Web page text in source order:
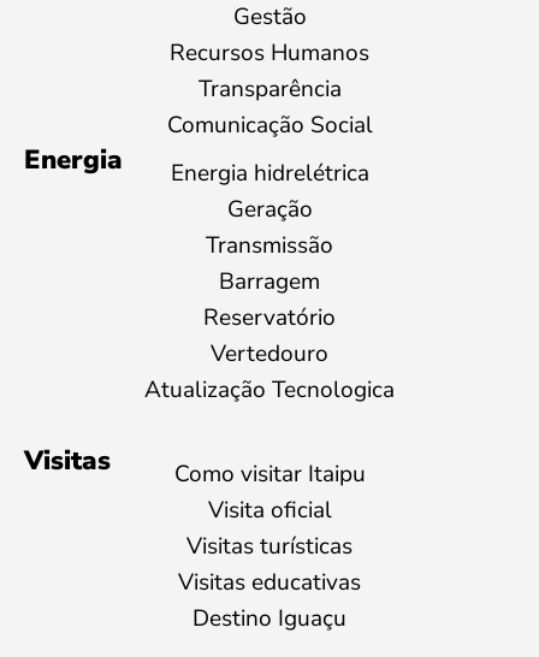
Gestão
Recursos Humanos
Transparência
Comunicação Social
Energia
Energia hidrelétrica
Geração
Transmissão
Barragem
Reservatório
Vertedouro
Atualização Tecnologica
Visitas
Como visitar Itaipu
Visita oficial
Visitas turísticas
Visitas educativas
Destino Iguaçu